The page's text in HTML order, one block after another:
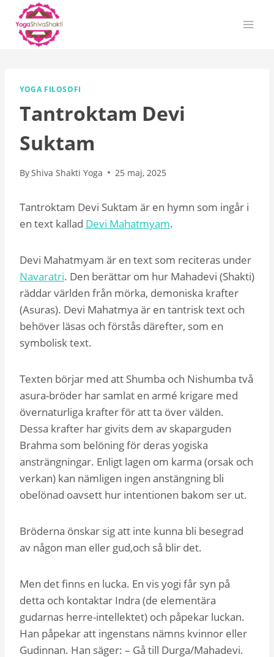
content
YOGA FILOSOFI
Tantroktam Devi
Suktam
ByShiva Shakti Yoga 25 maj, 2025
Tantroktam Devi Suktam är en hymn som ingår i
en text kallad Devi Mahatmyam.
Devi Mahatmyam är en text som reciteras under
Navaratri. Den berättar om hur Mahadevi (Shakti)
räddar världen från mörka, demoniska krafter
(Asuras). Devi Mahatmya är en tantrisk text och
behöver läsas och förstås därefter, som en
symbolisk text.
Texten börjar med att Shumba och Nishumba två
asura-bröder har samlat en armé krigare med
övernaturliga krafter för att ta över välden.
Dessa krafter har givits dem av skaparguden
Brahma som belöning för deras yogiska
ansträngningar. Enligt lagen om karma (orsak och
verkan) kan nämligen ingen anstängning bli
obelönad oavsett hur intentionen bakom ser ut.
Bröderna önskar sig att inte kunna bli besegrad
av någon man eller gud,och så blir det.
Men det finns en lucka. En vis yogi får syn på
detta och kontaktar Indra (de elementära
gudarnas herre-intellektet) och påpekar luckan.
Han påpekar att ingenstans nämns kvinnor eller
Gudinnan. Han säger: – Gå till Durga/Mahadevi.